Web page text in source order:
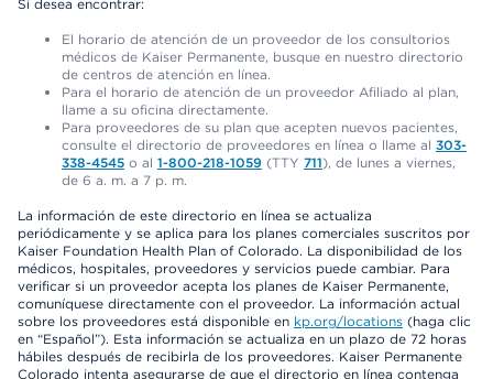
Si desea encontrar:
El horario de atención de un proveedor de los consultorios
médicos de Kaiser Permanente, busque en nuestro directorio
de centros de atención en línea.
Para el horario de atención de un proveedor Afiliado al plan,
llame a su oficina directamente.
Para proveedores de su plan que acepten nuevos pacientes,
consulte el directorio de proveedores en línea o llame al 303-
338-4545 o al 1-800-218-1059 (TTY 711), de lunes a viernes,
de 6 a. m. a 7 p. m.
La información de este directorio en línea se actualiza
periódicamente y se aplica para los planes comerciales suscritos por
Kaiser Foundation Health Plan of Colorado. La disponibilidad de los
médicos, hospitales, proveedores y servicios puede cambiar. Para
verificar si un proveedor acepta los planes de Kaiser Permanente,
comuníquese directamente con el proveedor. La información actual
sobre los proveedores está disponible en kp.org/locations (haga clic
en “Español”). Esta información se actualiza en un plazo de 72 horas
hábiles después de recibirla de los proveedores. Kaiser Permanente
Colorado intenta asegurarse de que el directorio en línea contenga